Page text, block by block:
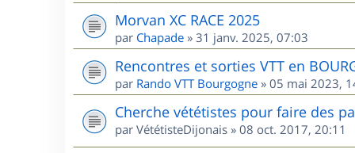
Morvan XC RACE 2025
par Chapade » 31 janv. 2025, 07:03
Rencontres et sorties VTT en
par Rando VTT Bourgogne » 05 mai 2023,
Cherche vététistes pour faire des
par VététisteDijonais » 08 oct. 2017, 20:11